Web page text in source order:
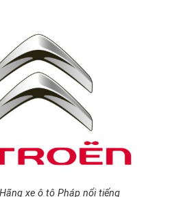
xe ô tô Pháp nổi tiếng